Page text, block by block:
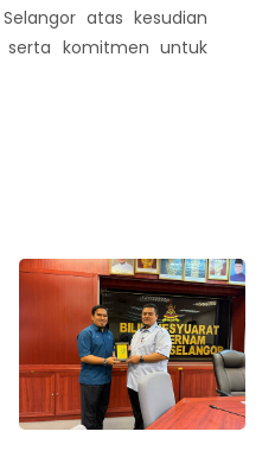
atas kesudian
serta komitmen untuk